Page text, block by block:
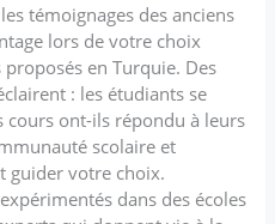
témoignages des anciens
lors de votre choix
en Turquie. Des
: les étudiants se
cours ont-ils répondu à leurs
scolaire et
guider votre choix.
dans des écoles